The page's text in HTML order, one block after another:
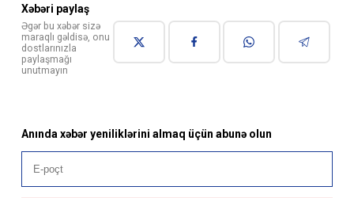
Əgər bu xəbər sizə
maraqlı gəldisə, onu
dostlarınızla
paylaşmağı
unutmayın